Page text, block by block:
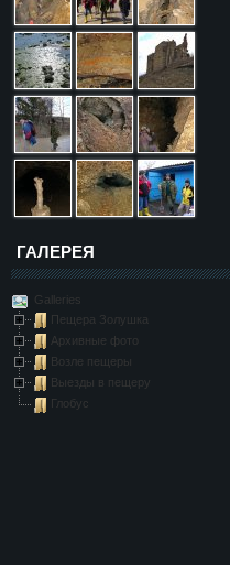
ГАЛЕРЕЯ
Galleries
Пещера Золушка
Архивные фото
Возле пещеры
Выезды в пещеру
Глобус